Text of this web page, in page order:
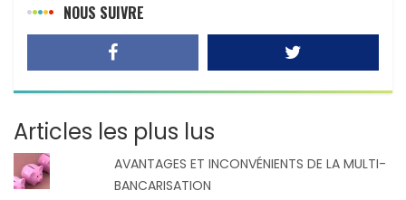
NOUS SUIVRE
Articles les plus lus
AVANTAGES ET INCONVÉNIENTS DE LA MULTI-
BANCARISATION